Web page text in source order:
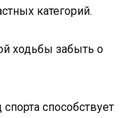
категорий.
способствует